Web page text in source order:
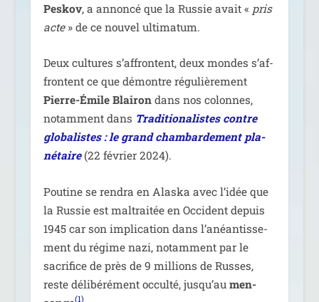
Peskov, a annon­cé que la Russie avait « pris
acte» de ce nou­vel ultimatum.
Deux cultures s’af­frontent, deux mondes s’af­
frontent ce que démontre régu­liè­re­ment
Pierre-Émile Blairondans nos colonnes,
notam­ment dans Traditionalistes contre
glo­ba­listes : le grand cham­bar­de­ment pla­
né­taire(22 février 2024).
Poutine se ren­dra en Alaska avec l’i­dée que
la Russie est mal­trai­tée en Occident depuis
1945 car son impli­ca­tion dans l’a­néan­tis­se­
ment du régime nazi, notam­ment par le
sacri­fice de près de 9 mil­lions de Russes,
reste déli­bé­ré­ment occul­té, jus­qu’au men­
(1)